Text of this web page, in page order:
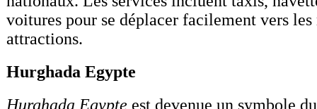
voitures pour se déplacer facilement vers les
attractions.
Hurghada Egypte
Hurghada Egypte est devenue un symbole